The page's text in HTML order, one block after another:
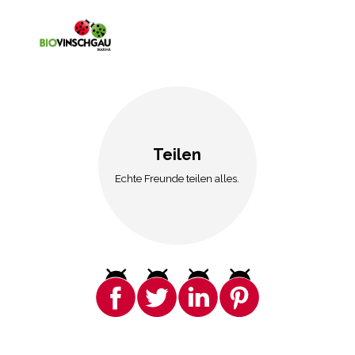
Teilen
Echte Freunde teilen alles.